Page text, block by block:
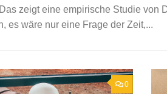
zeigt eine empirische Studie von
es wäre nur eine Frage der Zeit,...
0